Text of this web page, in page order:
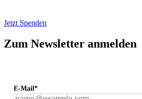
Jetzt Spenden
Zum Newsletter anmelden
E-Mail*